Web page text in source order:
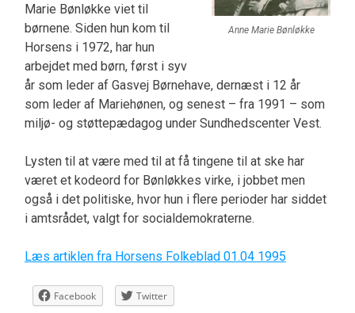
Anne Marie Bønløkke
Marie Bønløkke viet til
børnene. Siden hun kom til
Horsens i 1972, har hun
arbejdet med børn, først i syv
år som leder af Gasvej Børnehave, dernæst i 12 år
som leder af Mariehønen, og senest – fra 1991 – som
miljø- og støttepædagog under Sundhedscenter Vest.
Lysten til at være med til at få tingene til at ske har
været et kodeord for Bønløkkes virke, i jobbet men
også i det politiske, hvor hun i flere perioder har siddet
i amtsrådet, valgt for socialdemokraterne.
Læs artiklen fra Horsens Folkeblad 01.04 1995
Facebook Twitter